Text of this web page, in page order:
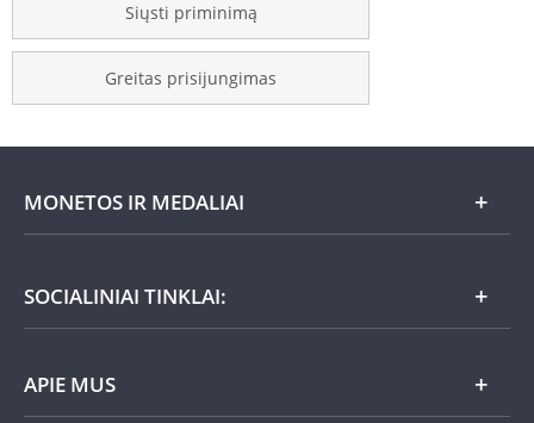
Siųsti priminimą
Greitas prisijungimas
MONETOS IR MEDALIAI
Mėnesio pasiūlymai
Dovanų idėjos
Nauja
SOCIALINIAI TINKLAI:
APIE MUS